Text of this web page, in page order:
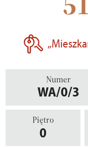
Numer
WA/0/3
Piętro
0